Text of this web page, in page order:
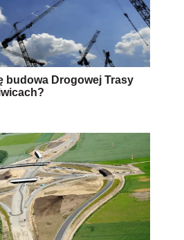
budowa Drogowej Trasy